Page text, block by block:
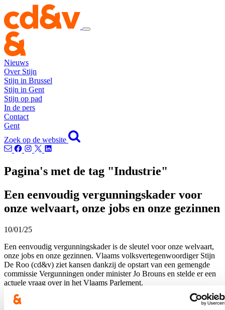
Nieuws
Over Stijn
Stijn in Brussel
Stijn in Gent
Stijn op pad
In de pers
Contact
Gent
Zoek op de website
Pagina's met de tag "Industrie"
Een eenvoudig vergunningskader voor
onze welvaart, onze jobs en onze gezinnen
10/01/25
Een eenvoudig vergunningskader is de sleutel voor onze welvaart,
onze jobs en onze gezinnen. Vlaams volksvertegenwoordiger Stijn
De Roo (cd&v) ziet kansen dankzij de opstart van een gemengde
commissie Vergunningen onder minister Jo Brouns en stelde er een
actuele vraag over in het Vlaams Parlement.
Lees meer